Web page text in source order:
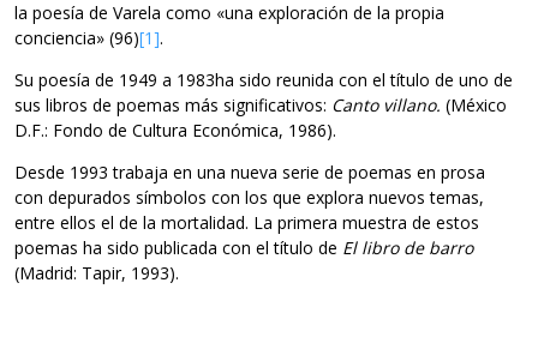
la poesía de Varela como «una exploración de la propia
conciencia» (96)[1].
Su poesía de 1949 a 1983ha sido reunida con el título de uno de
sus libros de poemas más significativos: Canto villano. (México
D.F.: Fondo de Cultura Económica, 1986).
Desde 1993 trabaja en una nueva serie de poemas en prosa
con depurados símbolos con los que explora nuevos temas,
entre ellos el de la mortalidad. La primera muestra de estos
poemas ha sido publicada con el título de El libro de barro
(Madrid: Tapir, 1993).